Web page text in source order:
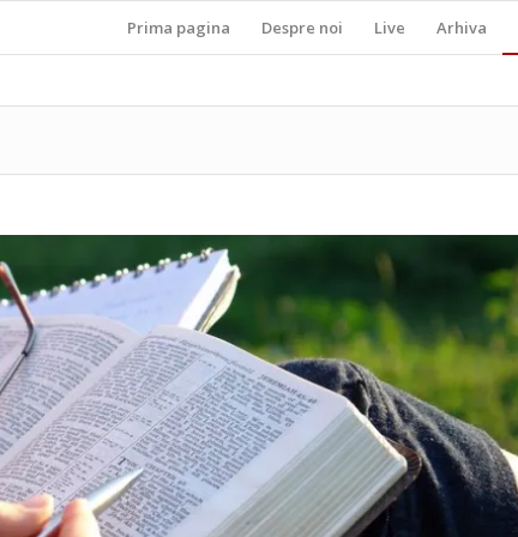
Prima pagina Despre noi Live Arhiva